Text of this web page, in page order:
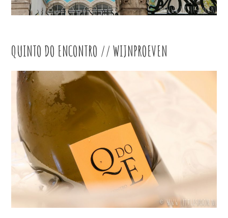
QUINTO DO ENCONTRO // WIJNPROEVEN